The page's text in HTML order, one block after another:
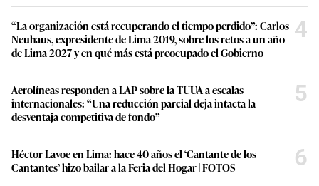
“La organización está recuperando el tiempo perdido”: Carlos
Neuhaus, expresidente de Lima 2019, sobre los retos a un año
de Lima 2027 y en qué más está preocupado el Gobierno
4
Aerolíneas responden a LAP sobre la TUUA a escalas
internacionales: “Una reducción parcial deja intacta la
desventaja competitiva de fondo”
5
Héctor Lavoe en Lima: hace 40 años el ‘Cantante de los
Cantantes’ hizo bailar a la Feria del Hogar | FOTOS
6